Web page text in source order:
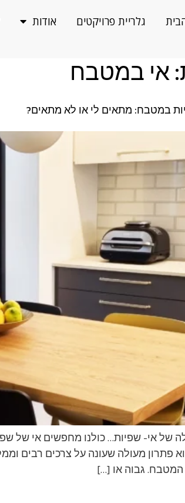
גלריית פרויקטים אודות
אי במטבח
במטבח: מתאים לי או לא מתאים?
של אי- שפיות… כולנו מחפשים אי של
פתרון מעולה שעונה על צרכים רבים
המטבח. גבוה או […]